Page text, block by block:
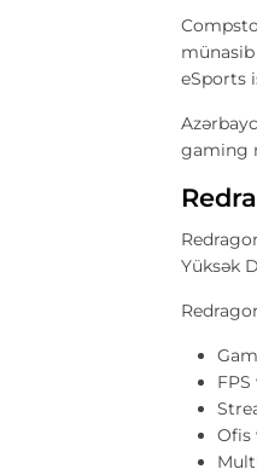
eSports
gaming
Yüksək
Ofis